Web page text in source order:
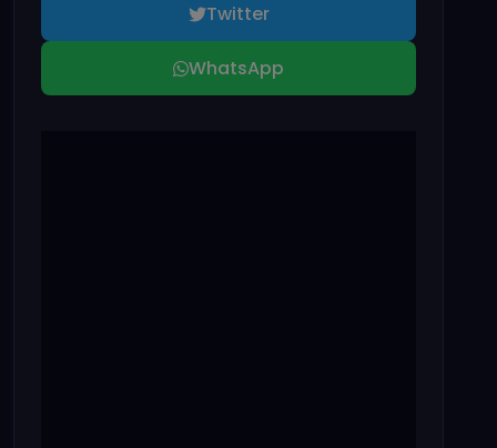
Twitter
WhatsApp